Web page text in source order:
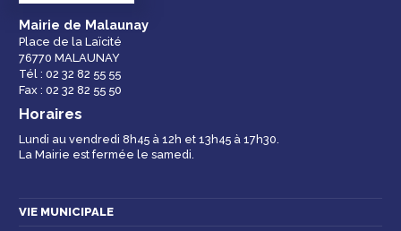
Mairie de Malaunay
Place de la Laïcité
76770 MALAUNAY
Tél : 02 32 82 55 55
Fax : 02 32 82 55 50
Horaires
Lundi au vendredi 8h45 à 12h et 13h45 à 17h30.
La Mairie est fermée le samedi.
VIE MUNICIPALE